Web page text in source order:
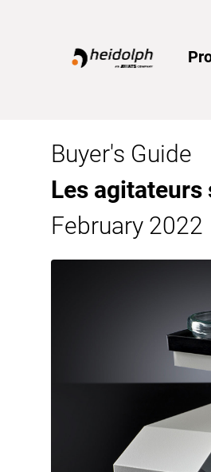
Buyer's Guide
Les
February 2022